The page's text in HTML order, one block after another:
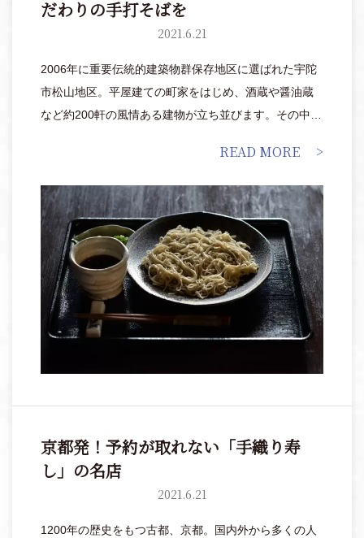
だわりの手打そばを
2021.6.21
2006年に重要伝統的建築物群保存地区に選ばれた宇陀
市松山地区。平屋建ての町家をはじめ、酒蔵や醤油蔵
など約200軒の風情ある建物が立ち並びます。その中の
真館をリノベーションした落ち着きのある店内で、つ
なぎを一切使わない十割そばを提供。また初心者から
本格的にそばを打ちたい方まで体験できるそば打ち教
室も開催しています。
READ MORE
京都発！予約が取れない「手織り寿
し」の名店
2021.6.21
1200年の歴史をもつ古都、京都。国内外から多くの人